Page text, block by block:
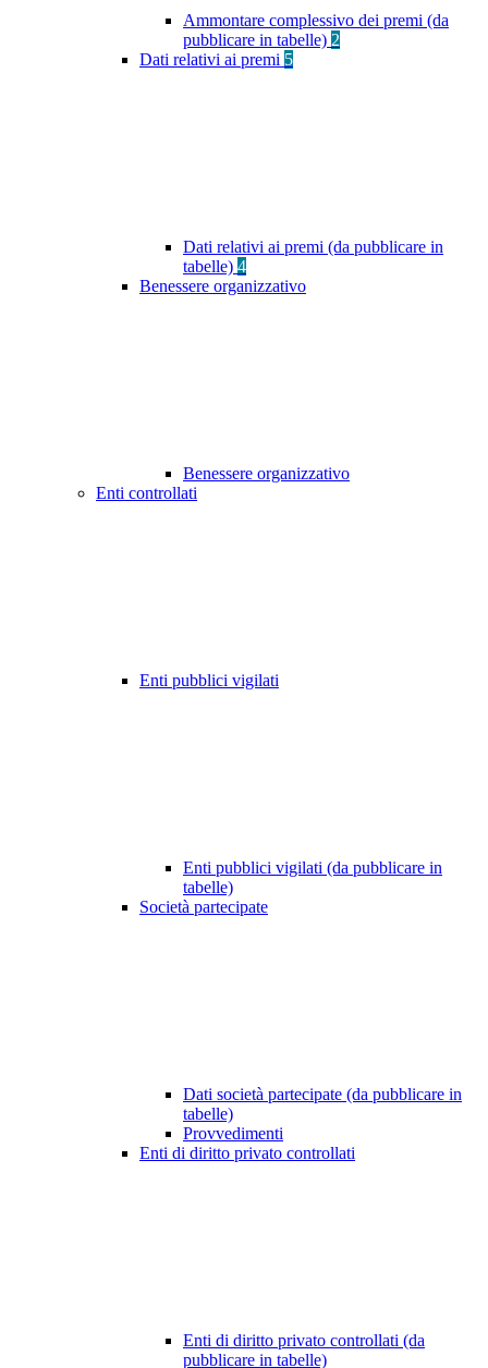
Ammontare complessivo dei premi (da
pubblicare in tabelle) 2
Dati relativi ai premi 5
Dati relativi ai premi (da pubblicare in
tabelle) 4
Benessere organizzativo
Benessere organizzativo
Enti controllati
Enti pubblici vigilati
Enti pubblici vigilati (da pubblicare in
tabelle)
Società partecipate
Dati società partecipate (da pubblicare in
tabelle)
Provvedimenti
Enti di diritto privato controllati
Enti di diritto privato controllati (da
pubblicare in tabelle)